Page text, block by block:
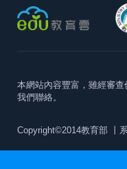
本網站內容豐富，雖經審查
我們聯絡。
Copyright©2014教育部 丨